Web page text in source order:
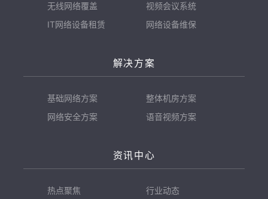
无线网络覆盖
视频会议系统
IT网络设备租赁
网络设备维保
解决方案
基础网络方案
整体机房方案
网络安全方案
语音视频方案
资讯中心
热点聚焦 行业动态